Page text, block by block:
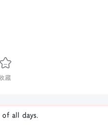
收藏
all days.